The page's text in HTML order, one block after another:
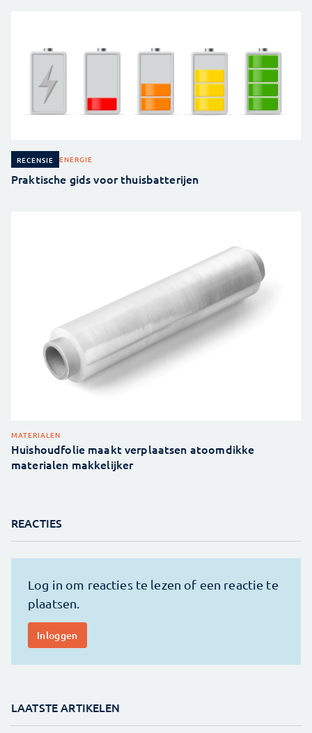
RECENSIE ENERGIE
Praktische gids voor thuisbatterijen
MATERIALEN
Huishoudfolie maakt verplaatsen atoomdikke
materialen makkelijker
REACTIES
LAATSTE ARTIKELEN